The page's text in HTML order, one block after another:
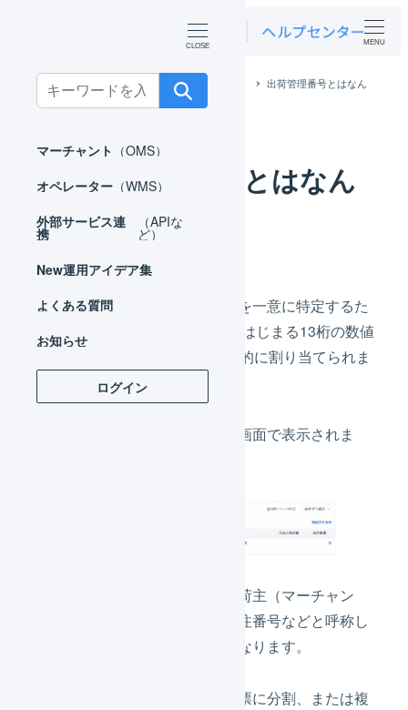
Search
for:
マーチャント （OMS）
オペレーター （WMS）
外部サービス連
携
（APIな
ど）
New運用アイデア集
よくある質問
お知らせ
ログイン
MENU
ホーム よくある質問 オペレーター
出荷管理番号とはなん
ですか。
出荷管理番号とはなん
ですか。
LOGILESS上の出荷指示を一意に特定するた
めのコードです。23からはじまる13桁の数値
が、システムにより自動的に割り当てられま
す。
オペレーター側の出荷伝票一覧画面で表示されま
出荷管理番号は、受注コード（荷主（マーチャン
ト）によっては、注文番号、受注番号などと呼称し
ていることもあります）とは異なります。
ひとつの受注を、複数の出荷伝票に分割、または複